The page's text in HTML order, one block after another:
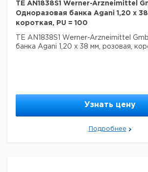
TE AN1838S1 Werner-Arzneimittel
Одноразовая банка Agani 1,20 х
короткая, PU = 100
TE AN1838S1 Werner-Arzneimittel
банка Agani 1,20 х 38 мм, розовая,
Узнать цену
Подробнее